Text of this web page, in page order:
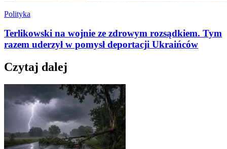
Polityka
Terlikowski na wojnie ze zdrowym rozsądkiem. Tym
razem uderzył w pomysł deportacji Ukraińców
Czytaj dalej